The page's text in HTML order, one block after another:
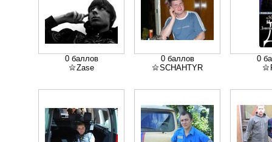
0 баллов
Zase
0 баллов
SCHAHTYR
0